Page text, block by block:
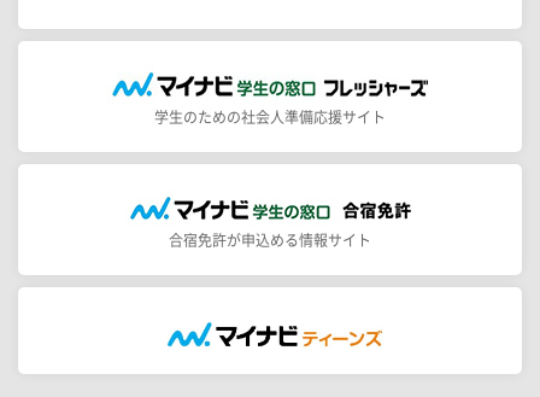
学生のための社会人準備応援サイト
合宿免許が申込める情報サイト